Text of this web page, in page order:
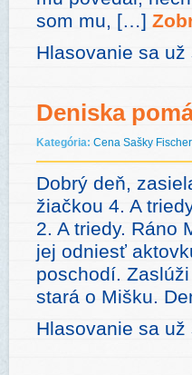
som mu, […]
Hlasovanie sa
Deniska
Kategória: Cena Sašky
Dobrý deň,
žiačkou 4. A
2. A triedy. Ráno
jej odniesť
poschodí.
stará o Mišku.
Hlasovanie sa